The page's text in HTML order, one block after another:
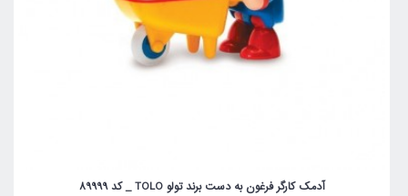
آدمک کارگر فرغون به دست برند تولو TOLO _ کد 89999